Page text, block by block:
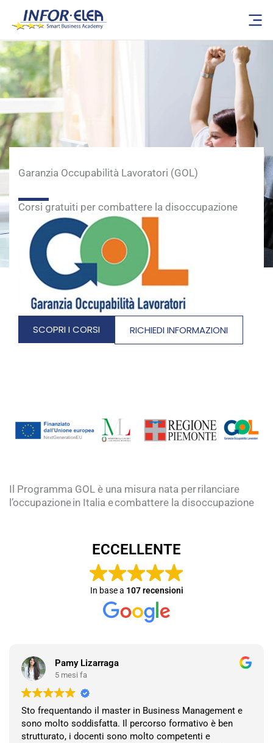
contenuto
Garanzia Occupabilità Lavoratori (GOL)
Corsi gratuiti per combattere la disoccupazione
SCOPRI I CORSI RICHIEDI INFORMAZIONI
Il Programma GOL è una misura nata per rilanciare
l’occupazione in Italia e combattere la disoccupazione
ECCELLENTE
In base a 107 recensioni
Pamy Lizarraga
5 mesi fa
Sto frequentando il master in Business Management e
sono molto soddisfatta. Il percorso formativo è ben
strutturato, i docenti sono molto competenti e